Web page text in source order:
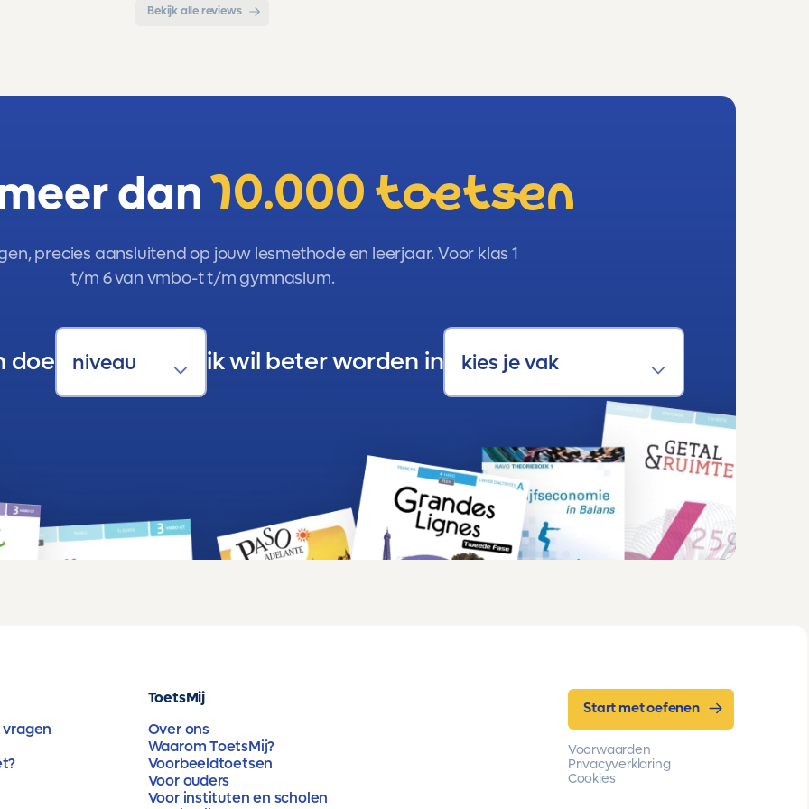
Bekijk alle reviews
dan10.000 toetsen
precies aansluitend op jouw lesmethode en leerjaar. Voor klas 1
t/m 6 van vmbo-t t/m gymnasium.
doe ik wil beter worden in
ToetsMij
Over ons
Waarom ToetsMij?
Voorbeeldtoetsen
Voor ouders
Voor instituten en scholen
Start met oefenen
Voorwaarden
Privacyverklaring
Cookies